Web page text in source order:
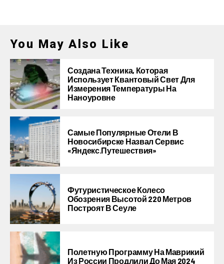
You May Also Like
Создана Техника, Которая
Использует Квантовый Свет Для
Измерения Температуры На
Наноуровне
Самые Популярные Отели В
Новосибирске Назвал Сервис
«Яндекс.Путешествия»
Футуристическое Колесо
Обозрения Высотой 220 Метров
Построят В Сеуле
Полетную Программу На Маврикий
Из России Продлили До Мая 2024